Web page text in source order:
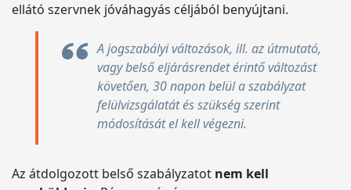
ellátó szervnek jóváhagyás céljából benyújtani.
A jogszabályi változások, ill. az útmutató,
vagy belső eljárásrendet érintő változást
követően, 30 napon belül a szabályzat
felülvizsgálatát és szükség szerint
módosítását el kell végezni.
Az átdolgozott belső szabályzatot nem kell